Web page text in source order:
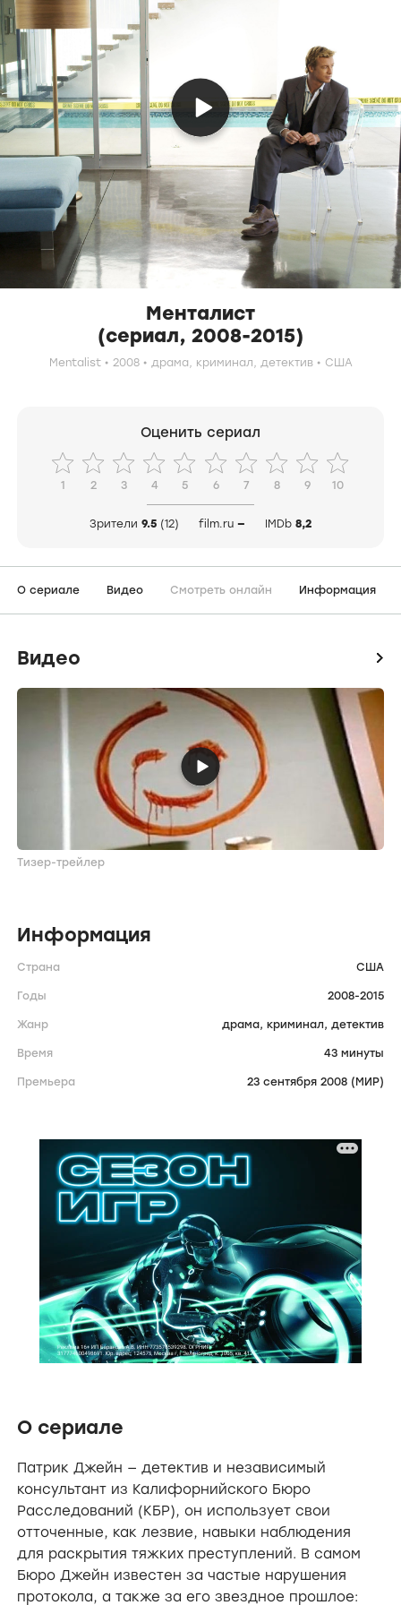
Менталист
(сериал, 2008-2015)
Mentalist 2008 драма, криминал, детектив США
Оценить сериал
1 2 3 4 5 6 7 8 9 10
Зрители 9.5 (12) film.ru — IMDb 8,2
О сериале Видео Смотреть онлайн Информация
Видео icon
Тизер-трейлер
Информация
Страна США
Годы 2008-2015
Жанр драма, криминал, детектив
Время 43 минуты
Премьера 23 сентября 2008 (МИР)
О сериале
Патрик Джейн — детектив и независимый
консультант из Калифорнийского Бюро
Расследований (КБР), он использует свои
отточенные, как лезвие, навыки наблюдения
для раскрытия тяжких преступлений. В самом
Бюро Джейн известен за частые нарушения
протокола, а также за его звездное прошлое: